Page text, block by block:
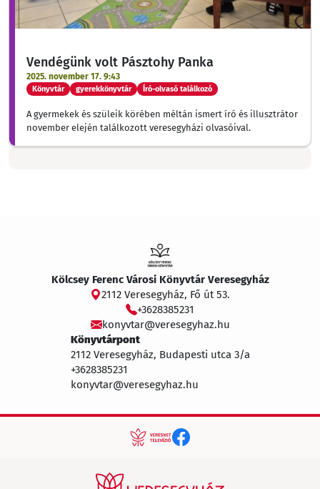
Vendégünk volt Pásztohy Panka
2025. november 17. 9:43
Könyvtár gyerekkönyvtár Író-olvasó találkozó
A gyermekek és szüleik körében méltán ismert író és illusztrátor
november elején találkozott veresegyházi olvasóival.
Kölcsey Ferenc Városi Könyvtár Veresegyház
2112 Veresegyház, Fő út 53.
+3628385231
konyvtar@veresegyhaz.hu
Könyvtárpont
2112 Veresegyház, Budapesti utca 3/a
+3628385231
konyvtar@veresegyhaz.hu